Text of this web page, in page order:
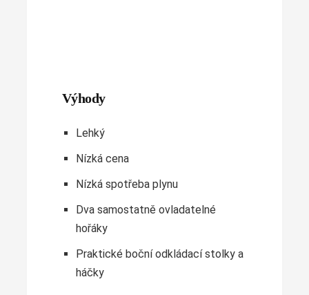
Výhody
Lehký
Nízká cena
Nízká spotřeba plynu
Dva samostatně ovladatelné
hořáky
Praktické boční odkládací stolky a
háčky